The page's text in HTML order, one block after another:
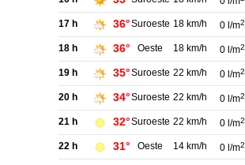
17 h 36°Suroeste 18 km/h 0 l/m2
18 h 36° Oeste 18 km/h 0 l/m2
19 h 35°Suroeste 22 km/h 0 l/m2
20 h 34°Suroeste 22 km/h 0 l/m2
21 h 32°Suroeste 22 km/h 0 l/m2
22 h 31° Oeste 14 km/h 0 l/m2